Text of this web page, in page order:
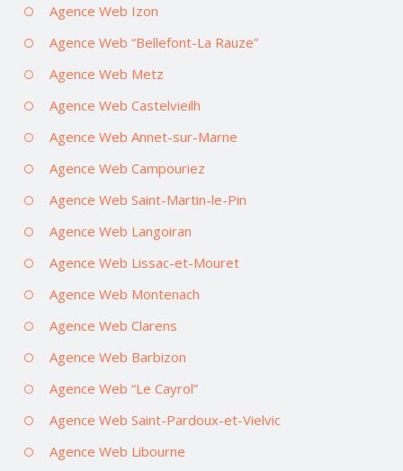
Agence Web Izon
Agence Web “Bellefont-La Rauze”
Agence Web Metz
Agence Web Castelvieilh
Agence Web Annet-sur-Marne
Agence Web Campouriez
Agence Web Saint-Martin-le-Pin
Agence Web Langoiran
Agence Web Lissac-et-Mouret
Agence Web Montenach
Agence Web Clarens
Agence Web Barbizon
Agence Web “Le Cayrol”
Agence Web Saint-Pardoux-et-Vielvic
Agence Web Libourne